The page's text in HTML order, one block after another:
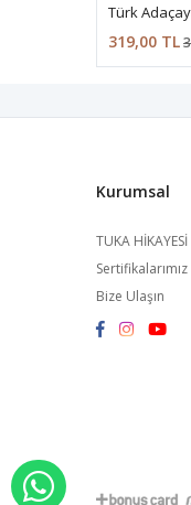
Türk
319,00 TL
Kurumsal
TUKA HİKAYESİ
Sertifikalarımız
Bize Ulaşın